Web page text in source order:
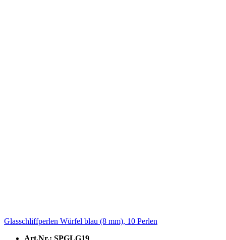
Glasschliffperlen Würfel blau (8 mm), 10 Perlen